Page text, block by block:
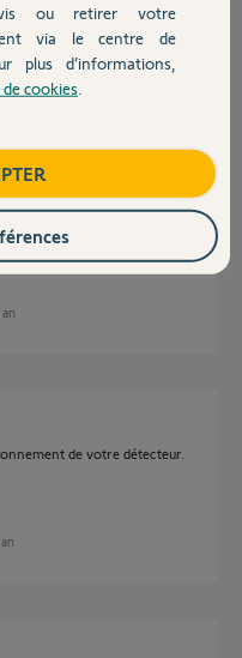
sans raisons apparentes
la nuit ce qui est
l’aspirateur et à la bombe
? Dois-je faire passer en
an.
de votre détecteur.
ou retirer votre
via le centre de
plus d’informations,
cookies